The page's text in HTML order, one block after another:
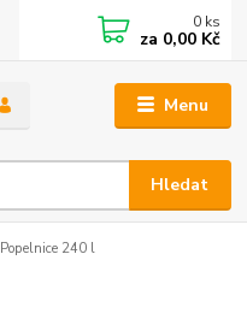
Menu
Hledat
0 ks
za 0,00 Kč
Popelnice 240 l